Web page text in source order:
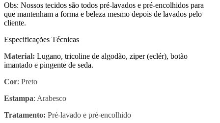
Obs: Nossos tecidos são todos pré-lavados e pré-encolhidos para
que mantenham a forma e beleza mesmo depois de lavados pelo
cliente.
Especificações Técnicas
Material: Lugano, tricoline de algodão, ziper (eclér), botão
imantado e pingente de seda.
Cor: Preto
Estampa: Arabesco
Tratamento: Pré-lavado e pré-encolhido